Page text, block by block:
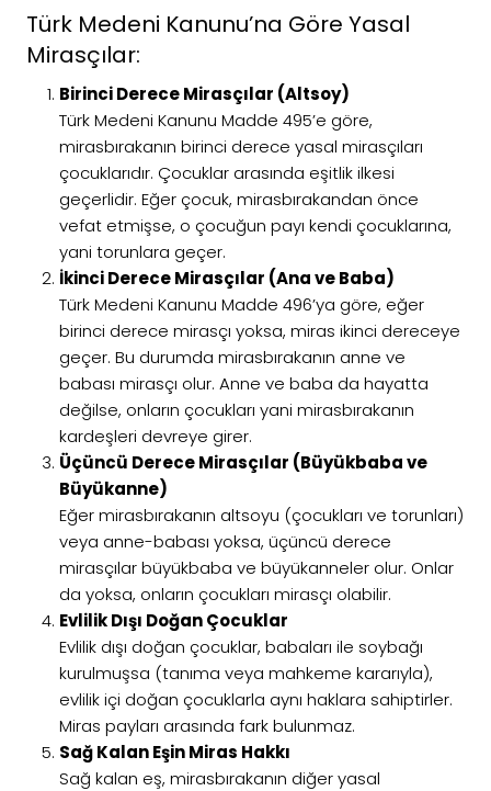
Türk Medeni Kanunu’na Göre Yasal
Mirasçılar:
Birinci Derece Mirasçılar (Altsoy)
Türk Medeni Kanunu Madde 495’e göre,
mirasbırakanın birinci derece yasal mirasçıları
çocuklarıdır. Çocuklar arasında eşitlik ilkesi
geçerlidir. Eğer çocuk, mirasbırakandan önce
vefat etmişse, o çocuğun payı kendi çocuklarına,
yani torunlara geçer.
İkinci Derece Mirasçılar (Ana ve Baba)
Türk Medeni Kanunu Madde 496’ya göre, eğer
birinci derece mirasçı yoksa, miras ikinci dereceye
geçer. Bu durumda mirasbırakanın anne ve
babası mirasçı olur. Anne ve baba da hayatta
değilse, onların çocukları yani mirasbırakanın
kardeşleri devreye girer.
Üçüncü Derece Mirasçılar (Büyükbaba ve
Büyükanne)
Eğer mirasbırakanın altsoyu (çocukları ve torunları)
veya anne-babası yoksa, üçüncü derece
mirasçılar büyükbaba ve büyükanneler olur. Onlar
da yoksa, onların çocukları mirasçı olabilir.
Evlilik Dışı Doğan Çocuklar
Evlilik dışı doğan çocuklar, babaları ile soybağı
kurulmuşsa (tanıma veya mahkeme kararıyla),
evlilik içi doğan çocuklarla aynı haklara sahiptirler.
Miras payları arasında fark bulunmaz.
Sağ Kalan Eşin Miras Hakkı
Sağ kalan eş, mirasbırakanın diğer yasal